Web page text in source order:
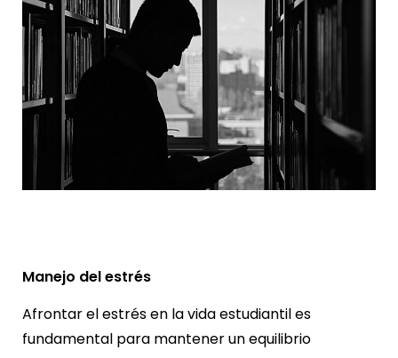
Manejo del estrés
Afrontar el estrés en la vida estudiantil es
fundamental para mantener un equilibrio